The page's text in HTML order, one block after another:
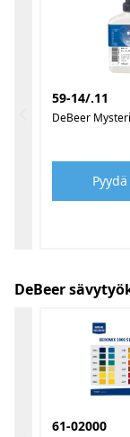
59-14/.11
DeBeer
DeBeer
61-02000